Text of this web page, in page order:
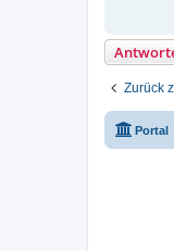
Zurück
Portal